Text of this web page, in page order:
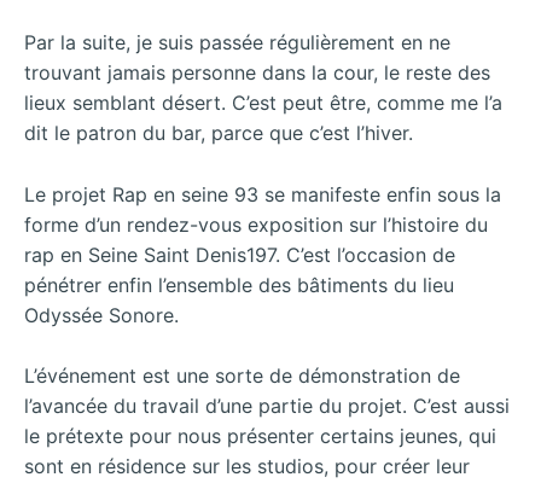
Par la suite, je suis passée régulièrement en ne
trouvant jamais personne dans la cour, le reste des
lieux semblant désert. C’est peut être, comme me l’a
dit le patron du bar, parce que c’est l’hiver.
Le projet Rap en seine 93 se manifeste enfin sous la
forme d’un rendez-vous exposition sur l’histoire du
rap en Seine Saint Denis197. C’est l’occasion de
pénétrer enfin l’ensemble des bâtiments du lieu
Odyssée Sonore.
L’événement est une sorte de démonstration de
l’avancée du travail d’une partie du projet. C’est aussi
le prétexte pour nous présenter certains jeunes, qui
sont en résidence sur les studios, pour créer leur